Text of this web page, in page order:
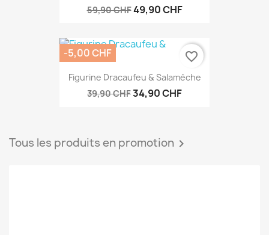
59,90 CHF49,90 CHF
Figurine Dracaufeu & Salamèche
39,90 CHF34,90 CHF
-5,00 CHF favorite_border
Tous les produits en promotion 